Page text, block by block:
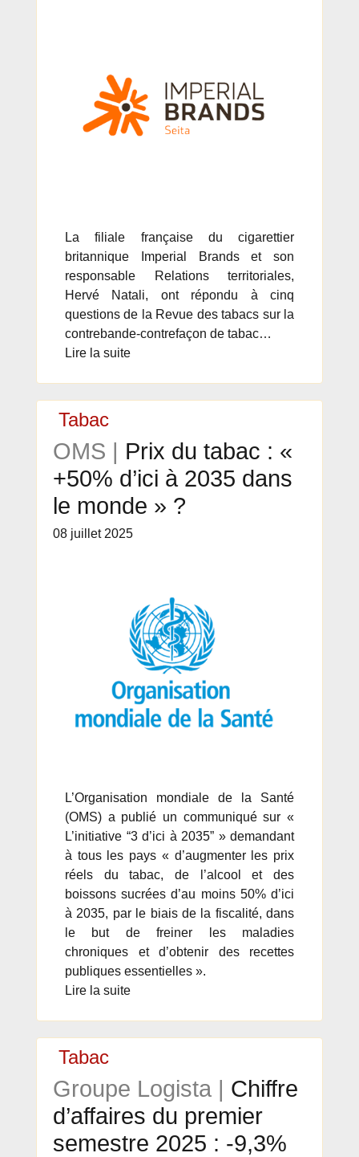
La filiale française du cigarettier
britannique Imperial Brands et son
responsable Relations territoriales,
Hervé Natali, ont répondu à cinq
questions de la Revue des tabacs sur la
contrebande-contrefaçon de tabac…
Lire la suite
Tabac
OMS | Prix du tabac : «
+50% d’ici à 2035 dans
le monde » ?
08 juillet 2025
L’Organisation mondiale de la Santé
(OMS) a publié un communiqué sur «
L’initiative “3 d’ici à 2035” » demandant
à tous les pays « d’augmenter les prix
réels du tabac, de l’alcool et des
boissons sucrées d’au moins 50% d’ici
à 2035, par le biais de la fiscalité, dans
le but de freiner les maladies
chroniques et d’obtenir des recettes
publiques essentielles ».
Lire la suite
Tabac
Groupe Logista | Chiffre
d’affaires du premier
semestre 2025 : -9,3%